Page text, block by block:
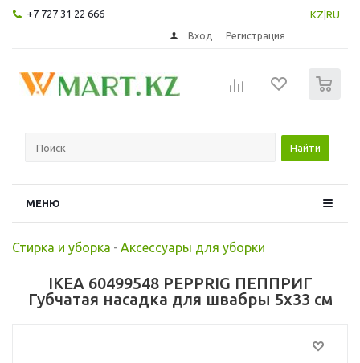
+7 727 31 22 666 KZ RU
Вход Регистрация
Найти
МЕНЮ
Стирка и уборка - Аксессуары для уборки
IKEA 60499548 PEPPRIG ПЕППРИГ
Губчатая насадка для швабры 5x33 см